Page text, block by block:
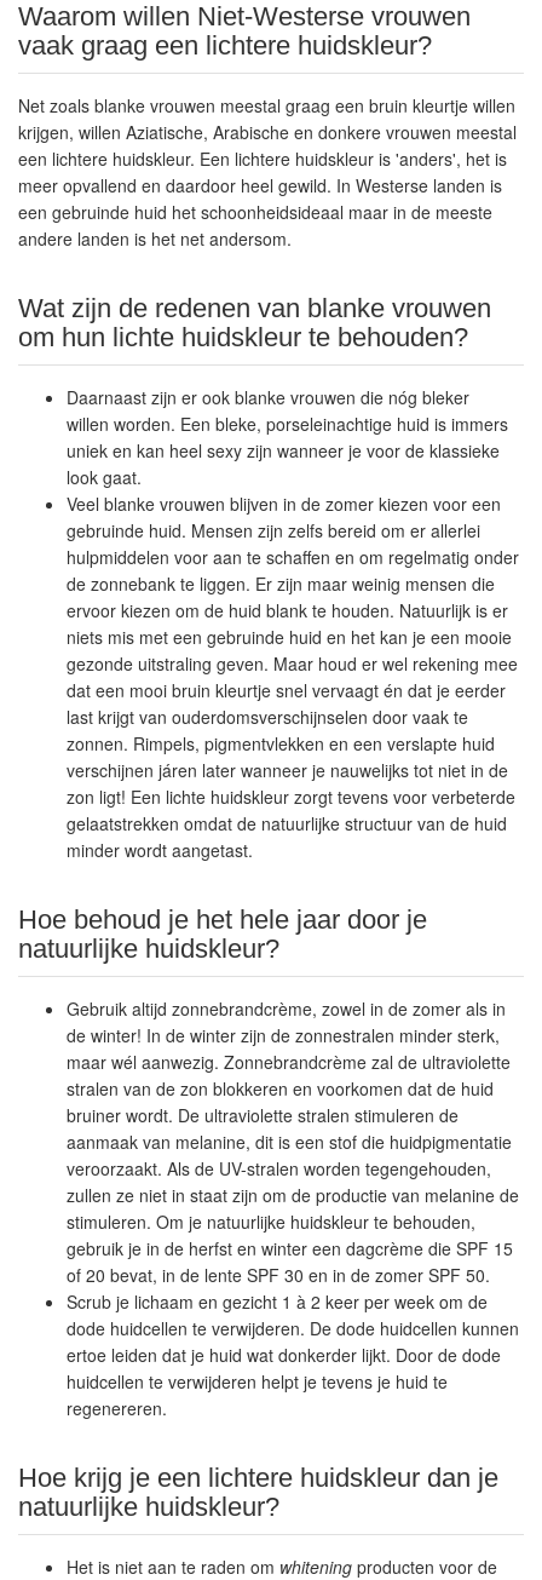
Waarom willen Niet-Westerse vrouwen
vaak graag een lichtere huidskleur?
Net zoals blanke vrouwen meestal graag een bruin kleurtje willen
krijgen, willen Aziatische, Arabische en donkere vrouwen meestal
een lichtere huidskleur. Een lichtere huidskleur is 'anders', het is
meer opvallend en daardoor heel gewild. In Westerse landen is
een gebruinde huid het schoonheidsideaal maar in de meeste
andere landen is het net andersom.
Wat zijn de redenen van blanke vrouwen
om hun lichte huidskleur te behouden?
Daarnaast zijn er ook blanke vrouwen die nóg bleker
willen worden. Een bleke, porseleinachtige huid is immers
uniek en kan heel sexy zijn wanneer je voor de klassieke
look gaat.
Veel blanke vrouwen blijven in de zomer kiezen voor een
gebruinde huid. Mensen zijn zelfs bereid om er allerlei
hulpmiddelen voor aan te schaffen en om regelmatig onder
de zonnebank te liggen. Er zijn maar weinig mensen die
ervoor kiezen om de huid blank te houden. Natuurlijk is er
niets mis met een gebruinde huid en het kan je een mooie
gezonde uitstraling geven. Maar houd er wel rekening mee
dat een mooi bruin kleurtje snel vervaagt én dat je eerder
last krijgt van ouderdomsverschijnselen door vaak te
zonnen. Rimpels, pigmentvlekken en een verslapte huid
verschijnen járen later wanneer je nauwelijks tot niet in de
zon ligt! Een lichte huidskleur zorgt tevens voor verbeterde
gelaatstrekken omdat de natuurlijke structuur van de huid
minder wordt aangetast.
Hoe behoud je het hele jaar door je
natuurlijke huidskleur?
Gebruik altijd zonnebrandcrème, zowel in de zomer als in
de winter! In de winter zijn de zonnestralen minder sterk,
maar wél aanwezig. Zonnebrandcrème zal de ultraviolette
stralen van de zon blokkeren en voorkomen dat de huid
bruiner wordt. De ultraviolette stralen stimuleren de
aanmaak van melanine, dit is een stof die huidpigmentatie
veroorzaakt. Als de UV-stralen worden tegengehouden,
zullen ze niet in staat zijn om de productie van melanine de
stimuleren. Om je natuurlijke huidskleur te behouden,
gebruik je in de herfst en winter een dagcrème die SPF 15
of 20 bevat, in de lente SPF 30 en in de zomer SPF 50.
Scrub je lichaam en gezicht 1 à 2 keer per week om de
dode huidcellen te verwijderen. De dode huidcellen kunnen
ertoe leiden dat je huid wat donkerder lijkt. Door de dode
huidcellen te verwijderen helpt je tevens je huid te
regenereren.
Hoe krijg je een lichtere huidskleur dan je
natuurlijke huidskleur?
Het is niet aan te raden om whitening producten voor de